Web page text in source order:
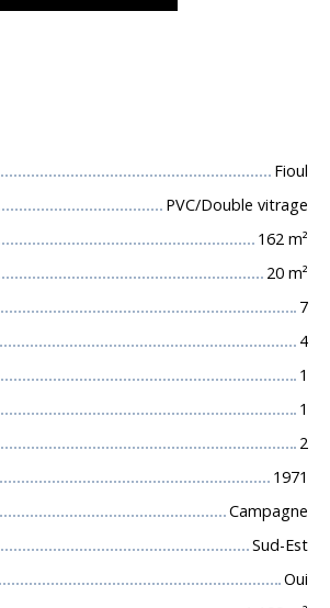
Fioul
PVC/Double vitrage
162 m²
20 m²
7
4
1
1
2
1971
Campagne
Sud-Est
Oui